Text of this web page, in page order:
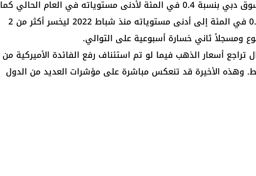
وفي أسواق الإمارات، تراجع مؤشر سوق دبي بنسبة 0.4 في المئة لأدنى مستوياته في العام الحالي كما
تراجع مؤشر فوتسي أبوظبي بنحو 0.5 في المئة إلى أدنى مستوياته منذ شباط 2022 ليخسر أكثر من 2
ومسجلاً ثاني خسارة أسبوعية على التوالي.
تراجع أسعار الذهب فيما لو تم استئناف رفع الفائدة الأميركية من
وهذه الأخيرة قد تنعكس مباشرة على مؤشرات العديد من الدول